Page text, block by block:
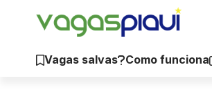
Vagas salvas Como funciona